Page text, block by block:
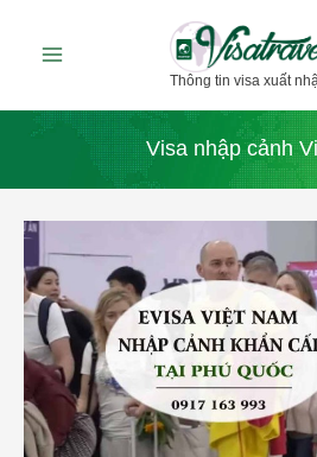
dung
Thông tin visa xuất
Visa nhập cảnh
dẫn
xin
evisa
Việt
Nam
khẩn
cấp
tại
Phú
Quốc